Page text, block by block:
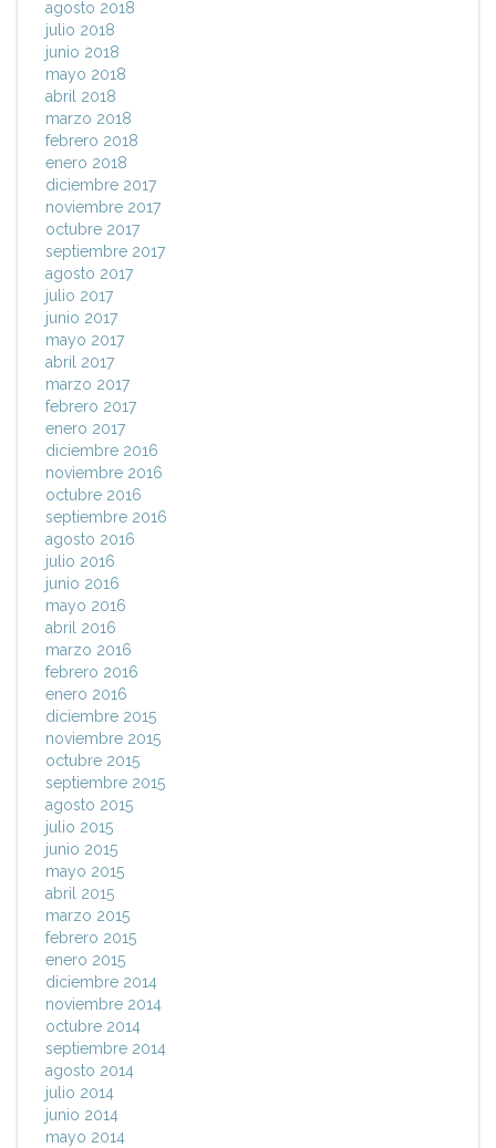
agosto 2018
julio 2018
junio 2018
mayo 2018
abril 2018
marzo 2018
febrero 2018
enero 2018
diciembre 2017
noviembre 2017
octubre 2017
septiembre 2017
agosto 2017
julio 2017
junio 2017
mayo 2017
abril 2017
marzo 2017
febrero 2017
enero 2017
diciembre 2016
noviembre 2016
octubre 2016
septiembre 2016
agosto 2016
julio 2016
junio 2016
mayo 2016
abril 2016
marzo 2016
febrero 2016
enero 2016
diciembre 2015
noviembre 2015
octubre 2015
septiembre 2015
agosto 2015
julio 2015
junio 2015
mayo 2015
abril 2015
marzo 2015
febrero 2015
enero 2015
diciembre 2014
noviembre 2014
octubre 2014
septiembre 2014
agosto 2014
julio 2014
junio 2014
mayo 2014